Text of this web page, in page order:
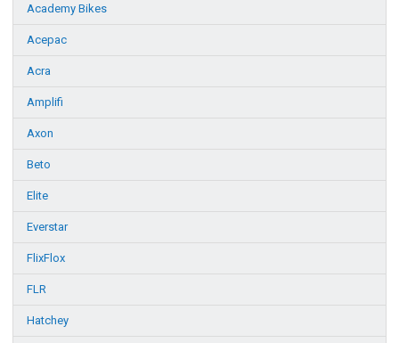
Academy Bikes
Acepac
Acra
Amplifi
Axon
Beto
Elite
Everstar
FlixFlox
FLR
Hatchey